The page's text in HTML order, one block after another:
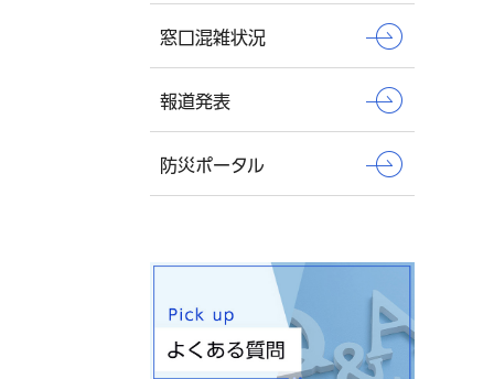
窓口混雑状況
報道発表
防災ポータル